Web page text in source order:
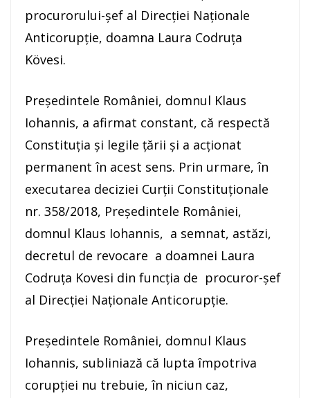
procurorului-şef al Direcţiei Naţionale
Anticorupţie, doamna Laura Codruţa
Kövesi.
Preşedintele României, domnul Klaus
Iohannis, a afirmat constant, că respectă
Constituţia şi legile ţării şi a acţionat
permanent în acest sens. Prin urmare, în
executarea deciziei Curţii Constituţionale
nr. 358/2018, Preşedintele României,
domnul Klaus Iohannis, a semnat, astăzi,
decretul de revocare a doamnei Laura
Codruţa Kovesi din funcţia de procuror-şef
al Direcţiei Naţionale Anticorupţie.
Preşedintele României, domnul Klaus
Iohannis, subliniază că lupta împotriva
corupţiei nu trebuie, în niciun caz,